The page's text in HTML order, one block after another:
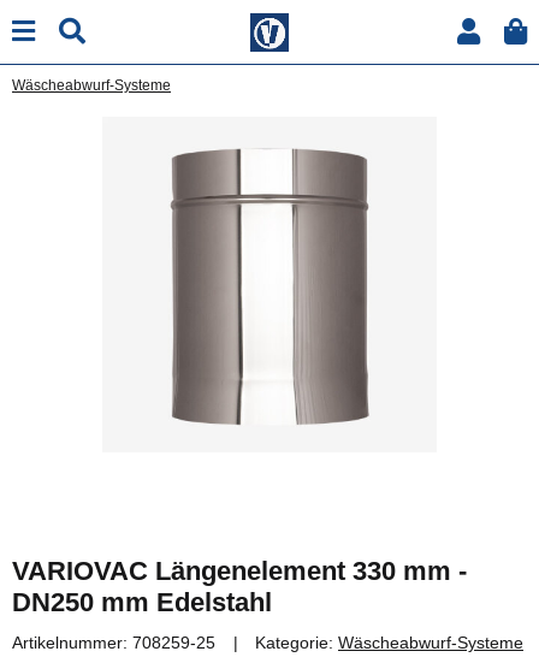
Wäscheabwurf-Systeme
VARIOVAC Längenelement 330 mm -
DN250 mm Edelstahl
Artikelnummer: 708259-25 Kategorie: Wäscheabwurf-Systeme